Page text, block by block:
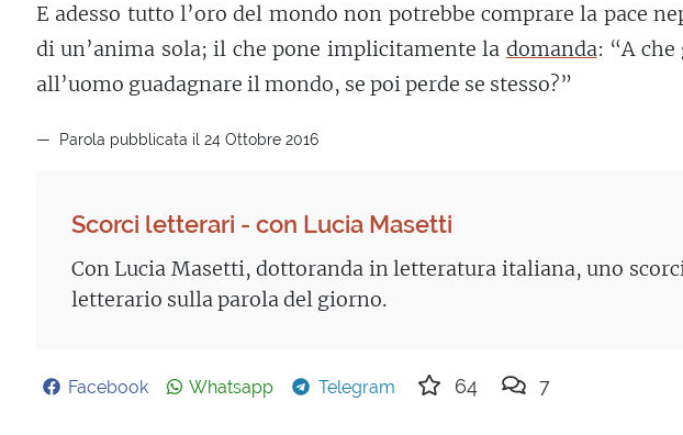
E adesso tutto l’oro del mondo non potrebbe comprare la pace
di un’anima sola; il che pone implicitamente la domanda: “A che
all’uomo guadagnare il mondo, se poi perde se stesso?”
Parola pubblicata il 24 Ottobre 2016
Scorci letterari - con Lucia Masetti
Con Lucia Masetti, dottoranda in letteratura italiana, uno
letterario sulla parola del giorno.
Facebook Whatsapp Telegram 64 7